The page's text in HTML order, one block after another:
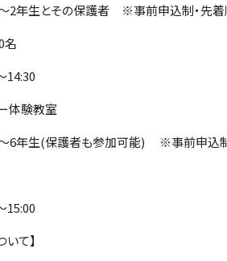
～2年生とその保護者 ※事前申込制・先着
名
14:30
体験教室
～6年生(保護者も参加可能) ※事前申込
15:00
いて】